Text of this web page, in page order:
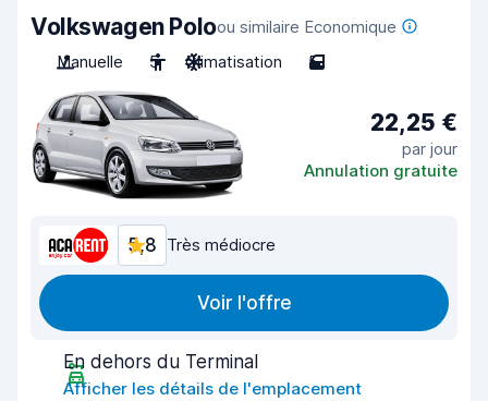
Volkswagen Poloou similaire Economique
Manuelle
5 Climatisation 5
22,25 €
par jour
Annulation gratuite
5,8 Très médiocre
Voir l'offre
En dehors du Terminal
Afficher les détails de l'emplacement